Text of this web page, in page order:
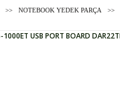
NOTEBOOK YEDEK PARÇA